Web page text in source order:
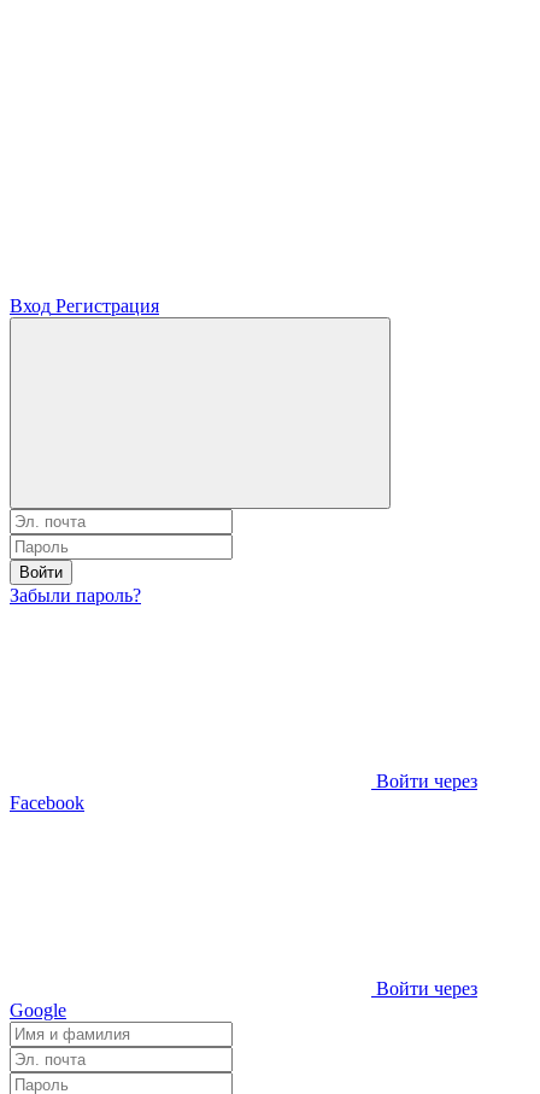
Вход Регистрация
Войти
Забыли пароль?
Войти через
Facebook
Войти через
Google